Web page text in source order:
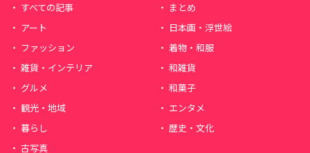
すべての記事
まとめ
アート
日本画・浮世絵
ファッション
着物・和服
雑貨・インテリア
和雑貨
グルメ
和菓子
観光・地域
エンタメ
暮らし
歴史・文化
古写真